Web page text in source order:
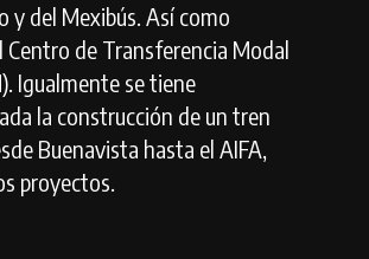
y del Mexibús. Así como
Centro de Transferencia Modal
Igualmente se tiene
la construcción de un tren
Buenavista hasta el AIFA,
proyectos.